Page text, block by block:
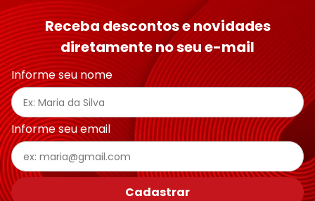
Avalie o produto de 1 a 5 estrelas
★★★★★
Seu nome
Endereço de email
Escreva uma avaliação
Receba descontos e novidades
diretamente no seu e-mail
Informe seu nome
Informe seu email
Cadastrar